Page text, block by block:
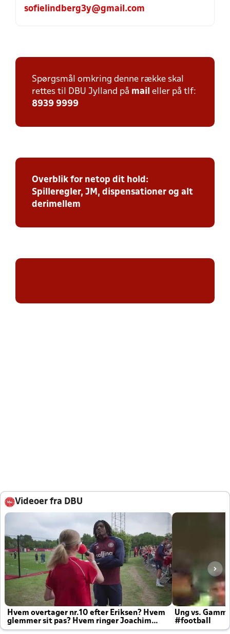
sofielindberg3y@gmail.com
Spørgsmål omkring denne række skal
rettes til DBU Jylland på mail eller på tlf:
8939 9999
Overblik for netop dit hold:
Spilleregler, JM, dispensationer og alt
derimellem
Videoer fra DBU
Hvem overtager nr.10 efter Eriksen? Hvem
glemmer sit pas? Hvem ringer Joachim
altid til efter kampe?
Ung vs.
#football